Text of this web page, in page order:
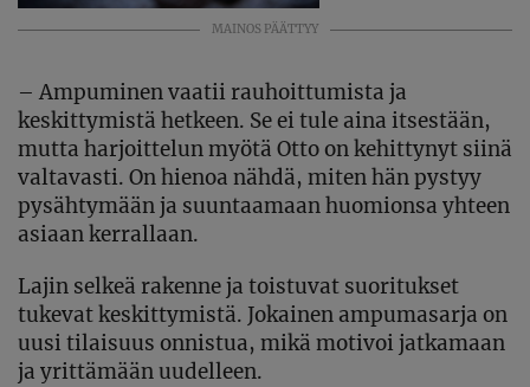
MAINOS PÄÄTTYY
– Ampuminen vaatii rauhoittumista ja
keskittymistä hetkeen. Se ei tule aina itsestään,
mutta harjoittelun myötä Otto on kehittynyt siinä
valtavasti. On hienoa nähdä, miten hän pystyy
pysähtymään ja suuntaamaan huomionsa yhteen
asiaan kerrallaan.
Lajin selkeä rakenne ja toistuvat suoritukset
tukevat keskittymistä. Jokainen ampumasarja on
uusi tilaisuus onnistua, mikä motivoi jatkamaan
ja yrittämään uudelleen.